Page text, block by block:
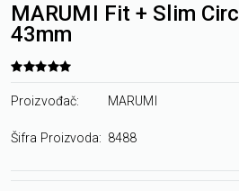
MARUMI Fit + Slim
43mm
Proizvođač: MARUMI
Šifra Proizvoda: 8488